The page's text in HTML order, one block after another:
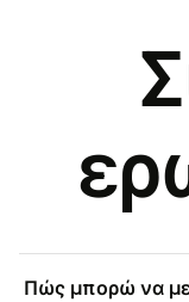
Πώς μπορώ να